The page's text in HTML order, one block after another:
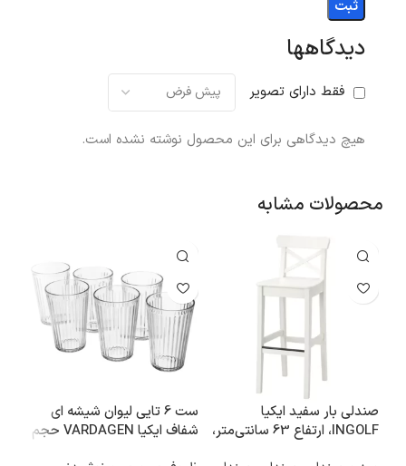
دیدگاهها
فقط دارای تصویر
هیچ دیدگاهی برای این محصول نوشته نشده است.
محصولات مشابه
صندلی بار سفید ایکیا
INGOLF، ارتفاع 63 سانتی‌متر،
ست 6 تایی لیوان شیشه ای
شفاف ایکیا VARDAGEN حجم